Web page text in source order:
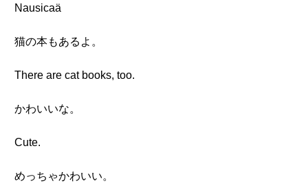
Nausicaä
猫の本もあるよ。
There are cat books, too.
かわいいな。
Cute.
めっちゃかわいい。